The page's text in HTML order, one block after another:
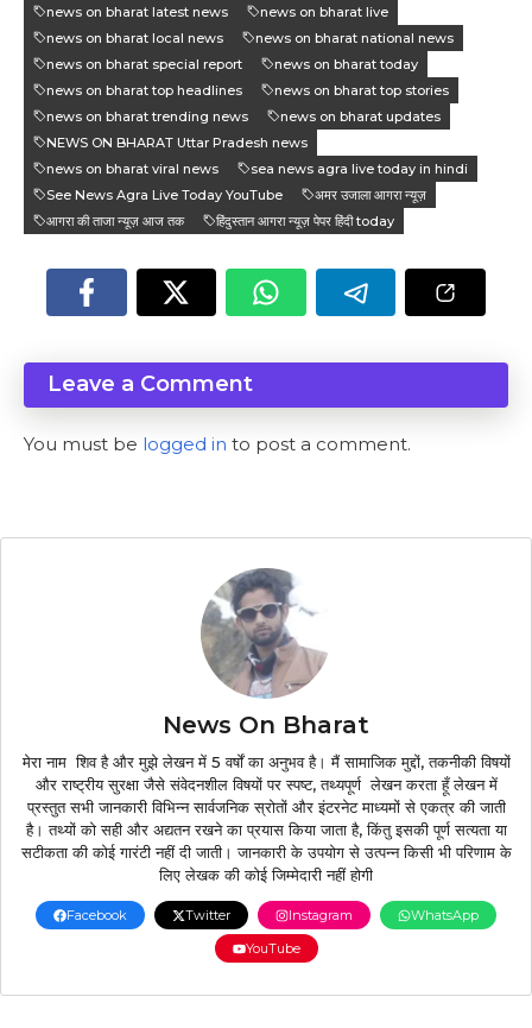
news on bharat latest news
news on bharat live
news on bharat local news
news on bharat national news
news on bharat special report
news on bharat today
news on bharat top headlines
news on bharat top stories
news on bharat trending news
news on bharat updates
NEWS ON BHARAT Uttar Pradesh news
news on bharat viral news
sea news agra live today in hindi
See News Agra Live Today YouTube
अमर उजाला आगरा न्यूज़
आगरा की ताजा न्यूज़ आज तक
हिंदुस्तान आगरा न्यूज़ पेपर हिंदी today
Leave a Comment
You must be logged in to post a comment.
News On Bharat
मेरा नाम शिव है और मुझे लेखन में 5 वर्षों का अनुभव है। मैं सामाजिक मुद्दों, तकनीकी विषयों
और राष्ट्रीय सुरक्षा जैसे संवेदनशील विषयों पर स्पष्ट, तथ्यपूर्ण लेखन करता हूँ लेखन में
प्रस्तुत सभी जानकारी विभिन्न सार्वजनिक स्रोतों और इंटरनेट माध्यमों से एकत्र की जाती
है। तथ्यों को सही और अद्यतन रखने का प्रयास किया जाता है, किंतु इसकी पूर्ण सत्यता या
सटीकता की कोई गारंटी नहीं दी जाती। जानकारी के उपयोग से उत्पन्न किसी भी परिणाम के
लिए लेखक की कोई जिम्मेदारी नहीं होगी
Facebook Twitter Instagram
WhatsApp
YouTube